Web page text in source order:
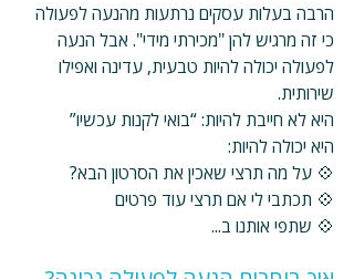
הרבה בעלות עסקים נרתעות מהנעה לפעולה
כי זה מרגיש להן "מכירתי מידי". אבל הנעה
לפעולה יכולה להיות טבעית, עדינה ואפילו
שירותית.
היא לא חייבת להיות: “בואי לקנות עכשיו”
היא יכולה להיות:
💠 על מה תרצי שאכין את הסרטון הבא?
💠 תכתבי לי אם תרצי עוד פרטים
💠 שתפי אותנו ב...